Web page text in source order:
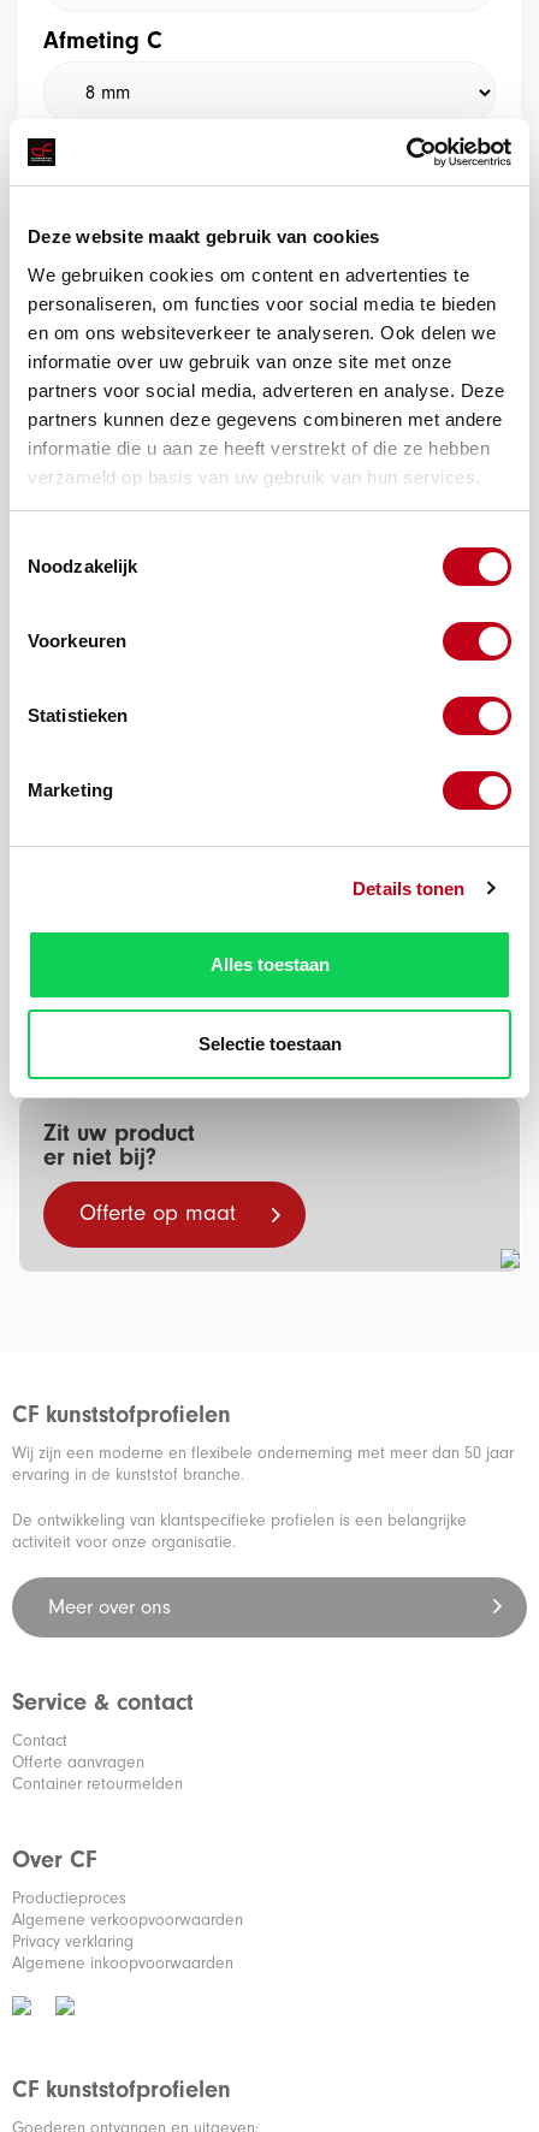
Deze website maakt gebruik van cookies
We gebruiken cookies om content en advertenties te
personaliseren, om functies voor social media te bieden
en om ons websiteverkeer te analyseren. Ook delen we
informatie over uw gebruik van onze site met onze
partners voor social media, adverteren en analyse. Deze
partners kunnen deze gegevens combineren met andere
informatie die u aan ze heeft verstrekt of die ze hebben
verzameld op basis van uw gebruik van hun services.
Noodzakelijk
Voorkeuren
Statistieken
Marketing
Details tonen
Alles toestaan
Selectie toestaan
Afmeting C
Afmeting D
Offerte aanvragen
Beschrijving
Bent u op zoek naar een U-profiel 8x12x8x1,3 mm Creme
3000 mm? Vraag hier uw offerte aan met de gewenste
Meer
Zit uw product
er niet bij?
Offerte op maat
CF kunststofprofielen
Wij zijn een moderne en flexibele onderneming met meer dan 50 jaar
ervaring in de kunststof branche.
De ontwikkeling van klantspecifieke profielen is een belangrijke
activiteit voor onze organisatie.
Meer over ons
Service & contact
Contact
Offerte aanvragen
Container retourmelden
Over CF
Productieproces
Algemene verkoopvoorwaarden
Privacy verklaring
Algemene inkoopvoorwaarden
CF kunststofprofielen